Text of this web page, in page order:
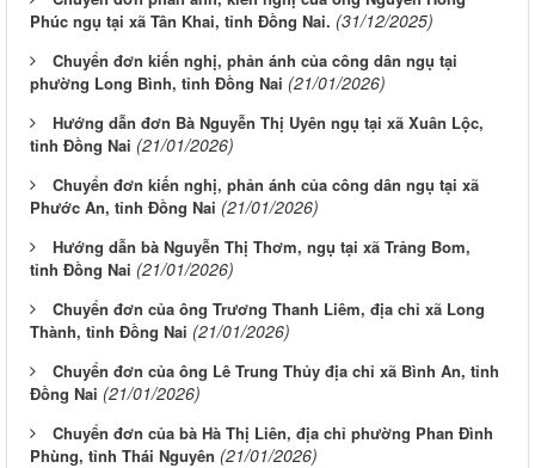
Phúc ngụ tại xã Tân Khai, tỉnh Đồng Nai. (31/12/2025)
Chuyển đơn kiến nghị, phản ánh của công dân ngụ tại
phường Long Bình, tỉnh Đồng Nai (21/01/2026)
Hướng dẫn đơn Bà Nguyễn Thị Uyên ngụ tại xã Xuân Lộc,
tỉnh Đồng Nai (21/01/2026)
Chuyển đơn kiến nghị, phản ánh của công dân ngụ tại xã
Phước An, tỉnh Đồng Nai (21/01/2026)
Hướng dẫn bà Nguyễn Thị Thơm, ngụ tại xã Trảng Bom,
tỉnh Đồng Nai (21/01/2026)
Chuyển đơn của ông Trương Thanh Liêm, địa chỉ xã Long
Thành, tỉnh Đồng Nai (21/01/2026)
Chuyển đơn của ông Lê Trung Thủy địa chỉ xã Bình An, tỉnh
Đồng Nai (21/01/2026)
Chuyển đơn của bà Hà Thị Liên, địa chỉ phường Phan Đình
Phùng, tỉnh Thái Nguyên (21/01/2026)